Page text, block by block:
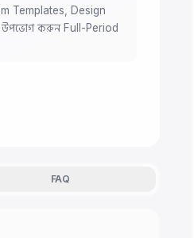
Templates, Design
উপভোগ করুন Full-Period
FAQ